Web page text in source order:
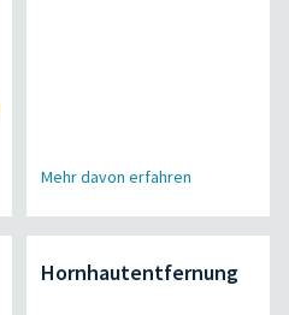
Mehr davon erfahren
Hornhautentfernung